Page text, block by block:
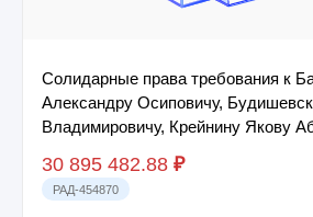
Солидарные права требования к
Александру Осиповичу,
Владимировичу, Крейнину Якову
30 895 482.88 ₽
РАД-454870